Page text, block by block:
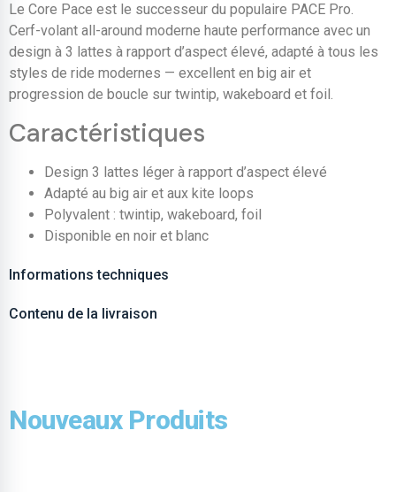
Le Core Pace est le successeur du populaire PACE Pro.
Cerf-volant all-around moderne haute performance avec un
design à 3 lattes à rapport d’aspect élevé, adapté à tous les
styles de ride modernes — excellent en big air et
progression de boucle sur twintip, wakeboard et foil.
Caractéristiques
Design 3 lattes léger à rapport d’aspect élevé
Adapté au big air et aux kite loops
Polyvalent : twintip, wakeboard, foil
Disponible en noir et blanc
Informations techniques
Contenu de la livraison
Nouveaux Produits